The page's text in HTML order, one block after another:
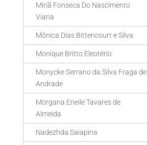
Miriã Fonseca Do Nascimento
Viana
Mônica Dias Bittencourt e Silva
Monique Britto Eleotério
Monycke Serrano da Silva Fraga de
Andrade
Morgana Eneile Tavares de
Almeida
Nadezhda Saiapina